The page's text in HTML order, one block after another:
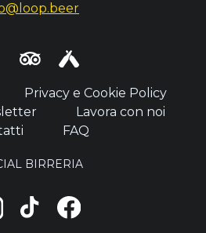
Privacy e Cookie Policy
Lavora con noi
FAQ
BIRRERIA